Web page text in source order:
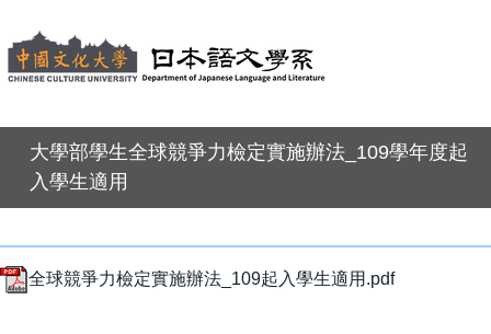
大學部學生全球競爭力檢定實施辦法_109學年度起
入學生適用
全球競爭力檢定實施辦法_109起入學生適用.pdf